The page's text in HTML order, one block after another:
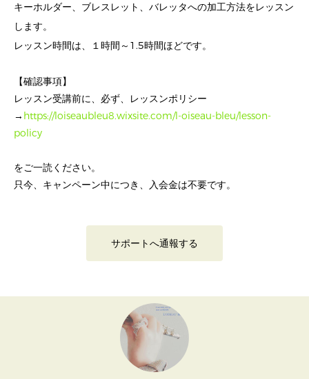
キーホルダー、ブレスレット、バレッタへの加工方法をレッスン
します。
レッスン時間は、１時間～1.5時間ほどです。
【確認事項】
レッスン受講前に、必ず、レッスンポリシー
→ https://loiseaubleu8.wixsite.com/l-oiseau-bleu/lesson-
policy
をご一読ください。
只今、キャンペーン中につき、入会金は不要です。
サポートへ通報する